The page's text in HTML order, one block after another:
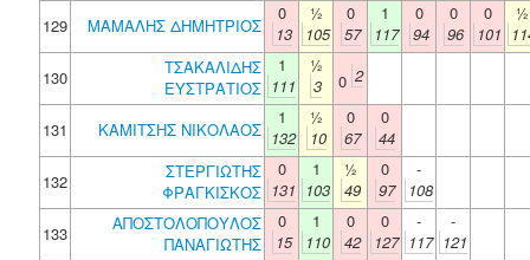
129 ΜΑΜΑΛΗΣ ΔΗΜΗΤΡΙΟΣ
0
13
½
105
0
57
1
117
0
94
0
96
0
101
½
130
ΤΣΑΚΑΛΙΔΗΣ
ΕΥΣΤΡΑΤΙΟΣ
1
111
½
3
0 2
131 ΚΑΜΙΤΣΗΣ ΝΙΚΟΛΑΟΣ
1
132
½
10
0
67
0
44
132
ΣΤΕΡΓΙΩΤΗΣ
ΦΡΑΓΚΙΣΚΟΣ
0
131
1
103
½
49
0
97
-
108
133
ΑΠΟΣΤΟΛΟΠΟΥΛΟΣ
ΠΑΝΑΓΙΩΤΗΣ
0
15
1
110
0
42
0
127
-
117
-
121